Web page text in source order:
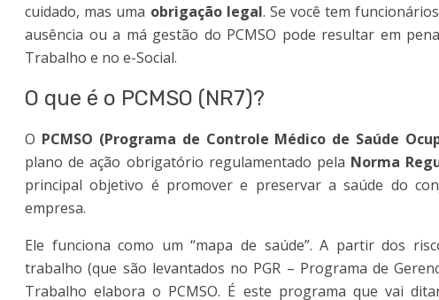
cuidado, mas uma obrigação legal. Se você tem
ausência ou a má gestão do PCMSO pode resultar em
Trabalho e no e-Social.
O que é o PCMSO (NR7)?
O PCMSO (Programa de Controle Médico de Saúde
plano de ação obrigatório regulamentado pela Norma
principal objetivo é promover e preservar a saúde do
empresa.
Ele funciona como um “mapa de saúde”. A partir dos
trabalho (que são levantados no PGR – Programa de
Trabalho elabora o PCMSO. É este programa que vai